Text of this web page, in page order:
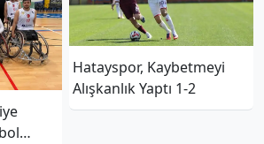
Hatayspor, Kaybetmeyi
Alışkanlık Yaptı 1-2